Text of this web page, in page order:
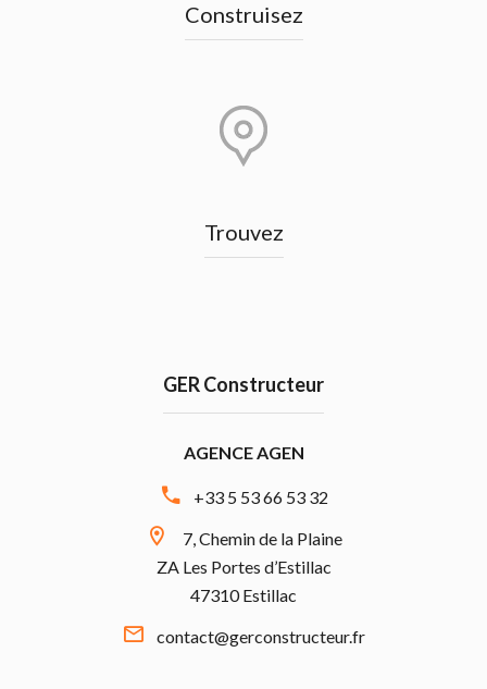
Construisez
Trouvez
GER Constructeur
AGENCE AGEN
+33 5 53 66 53 32
7, Chemin de la Plaine
ZA Les Portes d’Estillac
47310 Estillac
contact@gerconstructeur.fr